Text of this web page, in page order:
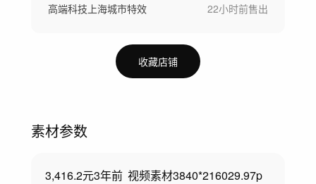
高端科技上海城市特效 22小时前售出
收藏店铺
素材参数
3,416.2元3年前 视频素材3840*216029.97p